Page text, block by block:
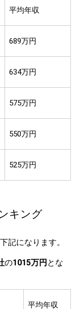
平均年収
689万円
634万円
575万円
550万円
525万円
キング
記になります。
の1015万円 とな
平均年収